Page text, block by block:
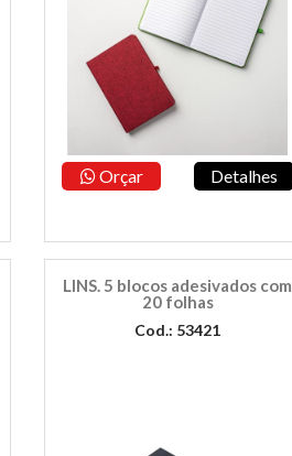
Orçar Detalhes
LINS. 5 blocos adesivados com
20 folhas
Cod.: 53421